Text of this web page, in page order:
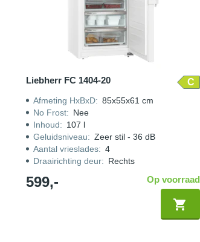
Liebherr FC 1404-20 C
Afmeting HxBxD: 85x55x61 cm
No Frost: Nee
Inhoud: 107 l
Geluidsniveau: Zeer stil - 36 dB
Aantal vrieslades: 4
Draairichting deur: Rechts
599,- Op voorraad